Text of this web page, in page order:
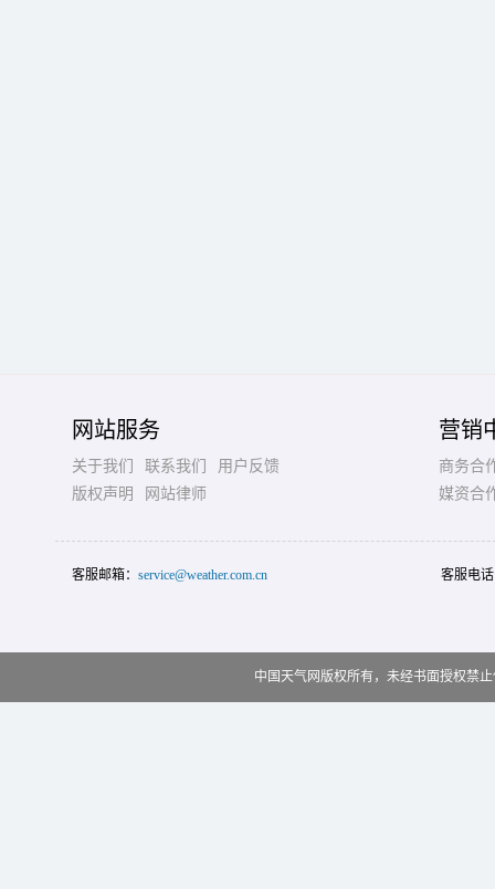
网站服务
关于我们 联系我们
用户反馈
版权声明
网站律师
营销
商务合
媒资合
客服邮箱： service@weather.com.cn 客服电
中国天气网版权所有，未经书面授权